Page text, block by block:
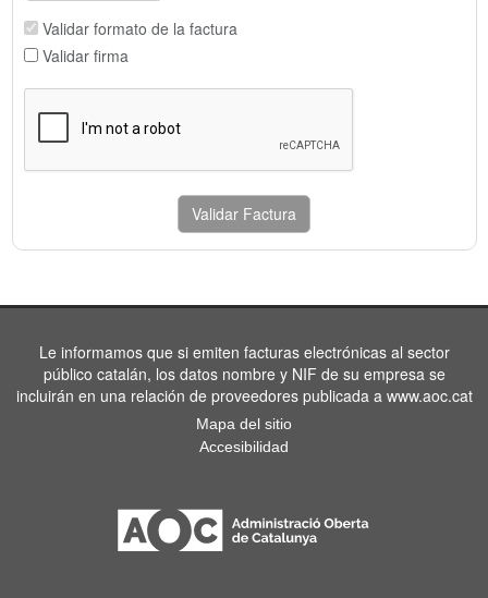
Validar formato de la factura
Validar firma
Validar Factura
Le informamos que si emiten facturas electrónicas al sector
público catalán, los datos nombre y NIF de su empresa se
incluirán en una relación de proveedores publicada a www.aoc.cat
Mapa del sitio
Accesibilidad